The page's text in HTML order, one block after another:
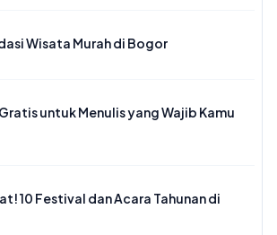
Wisata Murah di Bogor
untuk Menulis yang Wajib Kamu
10 Festival dan Acara Tahunan di